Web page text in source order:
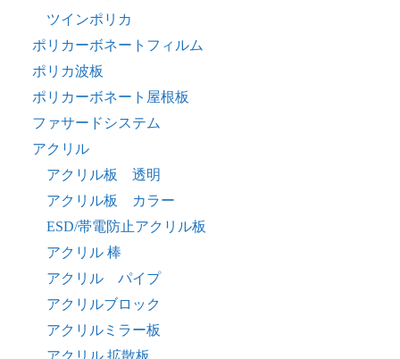
ツインポリカ
ポリカーボネートフィルム
ポリカ波板
ポリカーボネート屋根板
ファサードシステム
アクリル
アクリル板 透明
アクリル板 カラー
ESD/帯電防止アクリル板
アクリル 棒
アクリル パイプ
アクリルブロック
アクリルミラー板
アクリル 拡散板